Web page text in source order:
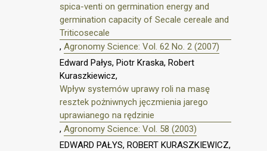
spica-venti on germination energy and
germination capacity of Secale cereale and
Triticosecale
, Agronomy Science: Vol. 62 No. 2 (2007)
Edward Pałys, Piotr Kraska, Robert
Kuraszkiewicz,
Wpływ systemów uprawy roli na masę
resztek pożniwnych jęczmienia jarego
uprawianego na rędzinie
, Agronomy Science: Vol. 58 (2003)
EDWARD PAŁYS, ROBERT KURASZKIEWICZ,